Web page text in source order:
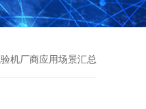
机厂商应用场景汇总